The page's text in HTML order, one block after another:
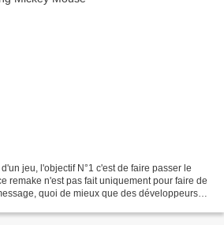
jeu, l'objectif N°1 c'est de faire passer le
remake n'est pas fait uniquement pour faire de
quoi de mieux que des développeurs